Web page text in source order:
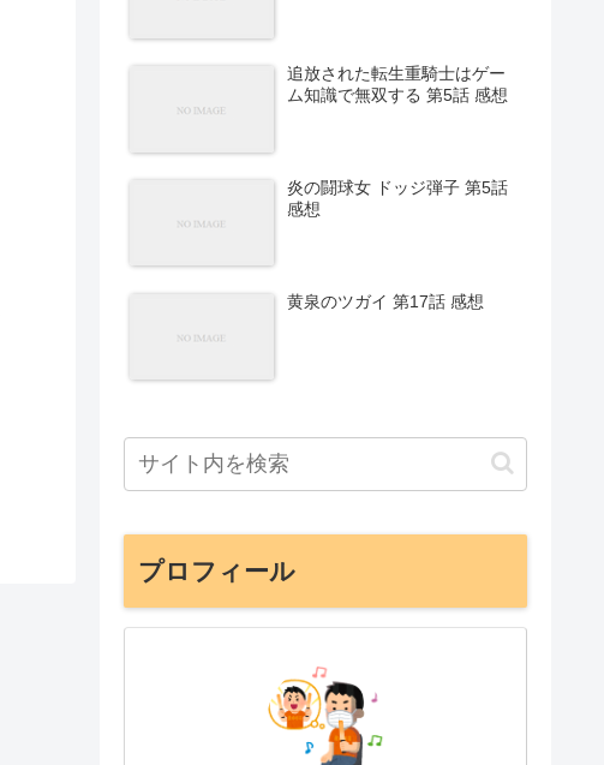
追放された転生重騎士はゲー
ム知識で無双する 第5話 感想
炎の闘球女 ドッジ弾子 第5話
感想
黄泉のツガイ 第17話 感想
プロフィール